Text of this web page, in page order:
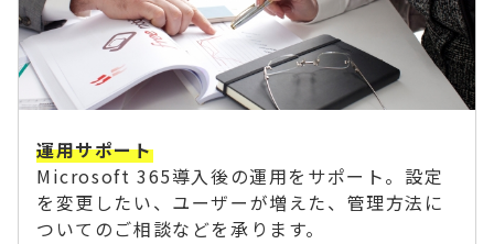
運用サポート
Microsoft 365導入後の運用をサポート。設定
を変更したい、ユーザーが増えた、管理方法に
ついてのご相談などを承ります。